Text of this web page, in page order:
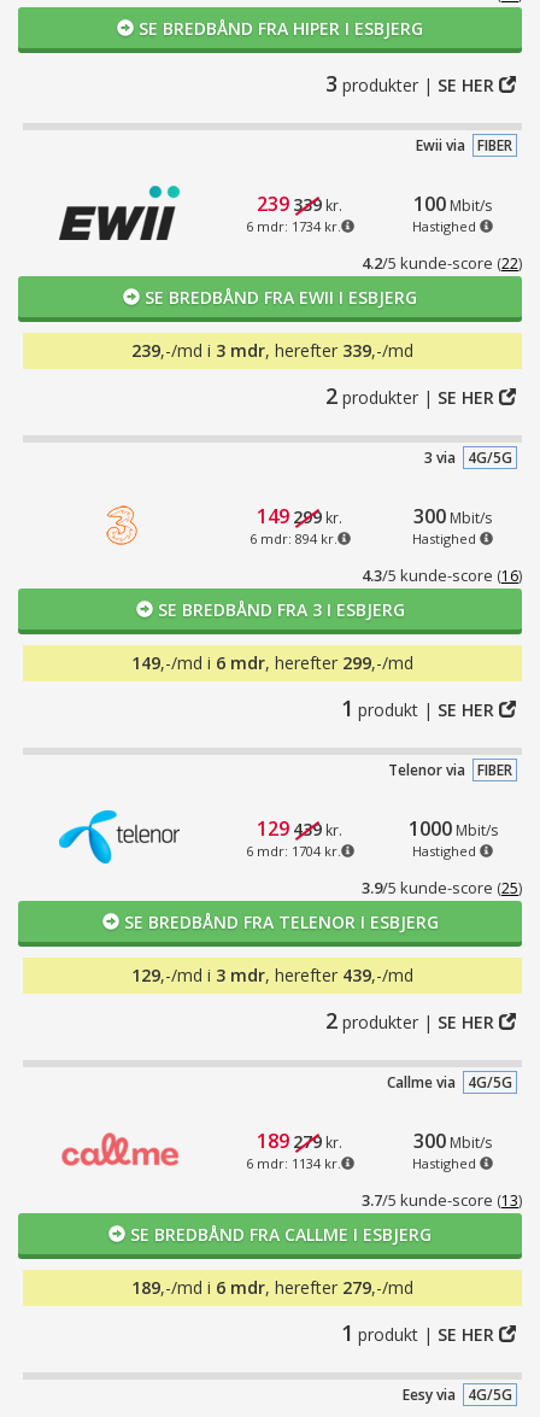
SE BREDBÅND FRA HIPER I ESBJERG
3 produkter | SE HER
239 339 kr.
6 mdr: 1734 kr.
100 Mbit/s
Hastighed
SE BREDBÅND FRA EWII I ESBJERG
4.2/5 kunde-score (22)
Ewii via FIBER
239,-/md i 3 mdr, herefter 339,-/md
2 produkter | SE HER
149 299 kr.
6 mdr: 894 kr.
300 Mbit/s
Hastighed
SE BREDBÅND FRA 3 I ESBJERG
4.3/5 kunde-score (16)
3 via 4G/5G
149,-/md i 6 mdr, herefter 299,-/md
1 produkt | SE HER
129 439 kr.
6 mdr: 1704 kr.
1000Mbit/s
Hastighed
SE BREDBÅND FRA TELENOR I ESBJERG
3.9/5 kunde-score (25)
Telenor via FIBER
129,-/md i 3 mdr, herefter 439,-/md
2 produkter | SE HER
189 279 kr.
6 mdr: 1134 kr.
300 Mbit/s
Hastighed
SE BREDBÅND FRA CALLME I ESBJERG
3.7/5 kunde-score (13)
Callme via 4G/5G
189,-/md i 6 mdr, herefter 279,-/md
1 produkt | SE HER
Eesy via 4G/5G